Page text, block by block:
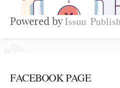
Powered byIssuu
FACEBOOK PAGE